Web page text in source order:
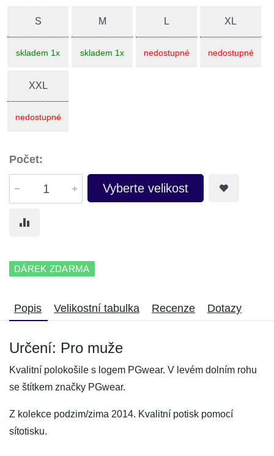
S
skladem 1x
M
skladem 1x
L
nedostupné
XL
nedostupné
XXL
nedostupné
Počet:
Vyberte velikost
DÁREK ZDARMA
Popis Velikostní tabulka Recenze Dotazy
Určení: Pro muže
Kvalitní polokošile s logem PGwear. V levém dolním rohu
se štítkem značky PGwear.
Z kolekce podzim/zima 2014. Kvalitní potisk pomocí
sítotisku.